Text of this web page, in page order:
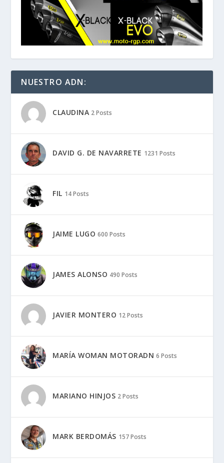
NUESTRO ADN:
CLAUDINA 2 Posts
DAVID G. DE NAVARRETE 1231 Posts
FIL 14 Posts
JAIME LUGO 600 Posts
JAMES ALONSO 490 Posts
JAVIER MONTERO 12 Posts
MARÍA WOMAN MOTORADN 6 Posts
MARIANO HINJOS 2 Posts
MARK BERDOMÁS 157 Posts